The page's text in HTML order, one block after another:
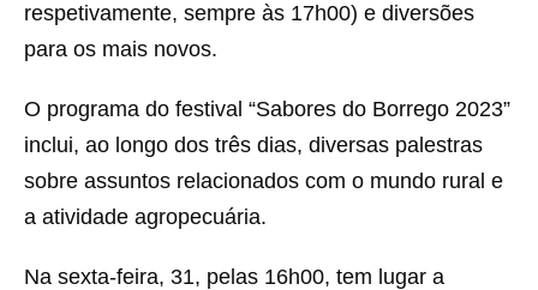
respetivamente, sempre às 17h00) e diversões
para os mais novos.
O programa do festival “Sabores do Borrego 2023”
inclui, ao longo dos três dias, diversas palestras
sobre assuntos relacionados com o mundo rural e
a atividade agropecuária.
Na sexta-feira, 31, pelas 16h00, tem lugar a